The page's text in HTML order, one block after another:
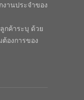
านประจำของ
กค้าระบุ ด้วย
ต้องการของ